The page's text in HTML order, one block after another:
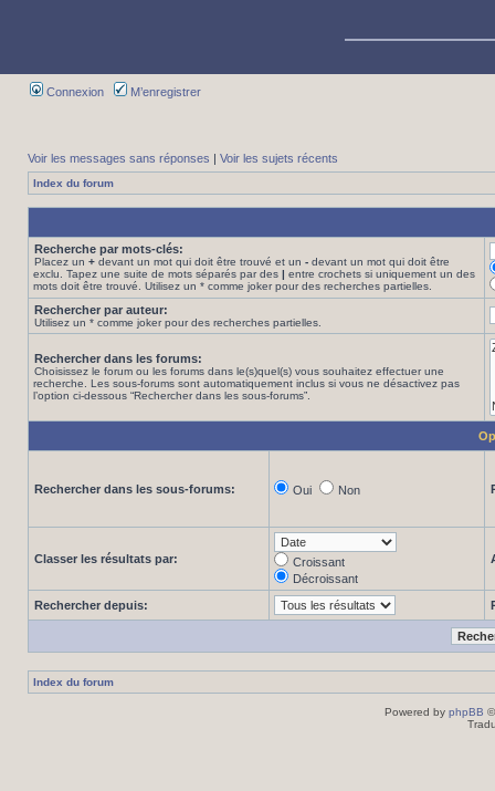
Connexion M’enregistrer
Voir les messages sans réponses | Voir les sujets récents
Index du forum
Recherche par mots-clés:
Placez un + devant un mot qui doit être trouvé et un - devant un mot qui doit être
exclu. Tapez une suite de mots séparés par des | entre crochets si uniquement un des
mots doit être trouvé. Utilisez un * comme joker pour des recherches partielles.
Rechercher par auteur:
Utilisez un * comme joker pour des recherches partielles.
Rechercher dans les forums:
Choisissez le forum ou les forums dans le(s)quel(s) vous souhaitez effectuer une
recherche. Les sous-forums sont automatiquement inclus si vous ne désactivez pas
l’option ci-dessous “Rechercher dans les sous-forums”.
Rechercher dans les sous-forums: Oui Non
Classer les résultats par:
Croissant
Décroissant
Rechercher depuis:
Index du forum
Powered by phpBB